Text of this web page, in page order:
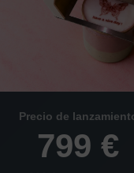
Precio de
799 €